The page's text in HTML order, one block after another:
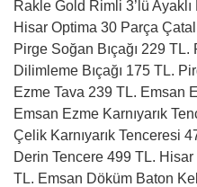
Rakle Gold Rimli 3’lü
Hisar Optima 30 Parça Çatal
Pirge Soğan Bıçağı 229
Dilimleme Bıçağı 175 TL.
Ezme Tava 239 TL. Emsan
Emsan Ezme Karnıyarık
Çelik Karnıyarık Tenceresi
Derin Tencere 499 TL.
TL. Emsan Döküm Baton